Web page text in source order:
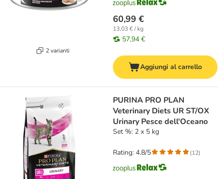
2 varianti
60,99 €
13,03 € / kg
57,94 €
Aggiungi al carrello
PURINA PRO PLAN
Veterinary Diets UR ST/OX
Urinary Pesce dell'Oceano
Set %: 2 x 5 kg
Rating: 4.8/5 (12)